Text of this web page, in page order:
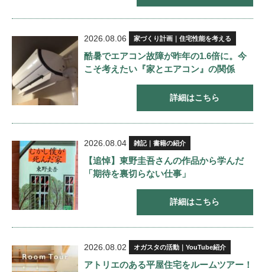
2026.08.06 家づくり計画｜住宅性能を考える
酷暑でエアコン故障が昨年の1.6倍に。今
こそ考えたい『家とエアコン』の関係
詳細はこちら
2026.08.04 雑記｜書籍の紹介
【追悼】東野圭吾さんの作品から学んだ
「期待を裏切らない仕事」
詳細はこちら
2026.08.02 オガスタの活動｜YouTube紹介
アトリエのある平屋住宅をルームツアー！